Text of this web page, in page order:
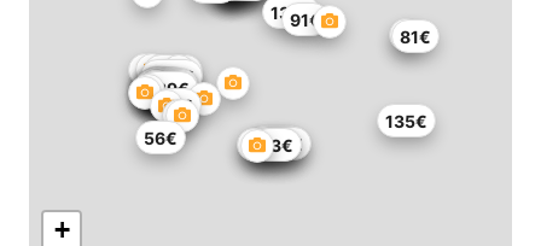
91€
137€
182€
135€
188€
84€
115€
34€
219€
208€
105€
63€
125€
112€
97€
272€
56€
93€
139€
81€
106€
+